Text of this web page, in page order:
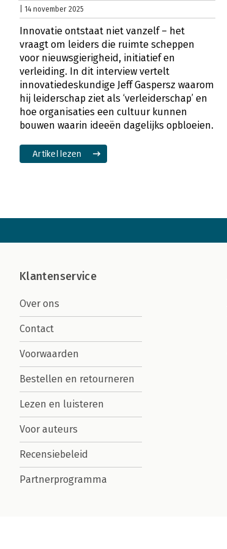
| 14 november 2025
Innovatie ontstaat niet vanzelf – het
vraagt om leiders die ruimte scheppen
voor nieuwsgierigheid, initiatief en
verleiding. In dit interview vertelt
innovatiedeskundige Jeff Gaspersz waarom
hij leiderschap ziet als ‘verleiderschap’ en
hoe organisaties een cultuur kunnen
bouwen waarin ideeën dagelijks opbloeien.
Artikel lezen
Klantenservice
Over ons
Contact
Voorwaarden
Bestellen en retourneren
Lezen en luisteren
Voor auteurs
Recensiebeleid
Partnerprogramma